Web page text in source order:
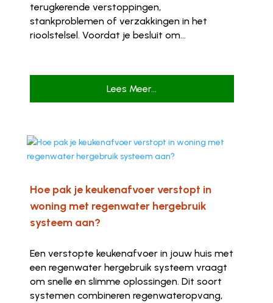
terugkerende verstoppingen,
stankproblemen of verzakkingen in het
rioolstelsel. Voordat je besluit om...
Lees Meer...
Hoe pak je keukenafvoer verstopt in
woning met regenwater hergebruik
systeem aan?
Een verstopte keukenafvoer in jouw huis met
een regenwater hergebruik systeem vraagt
om snelle en slimme oplossingen. Dit soort
systemen combineren regenwateropvang,